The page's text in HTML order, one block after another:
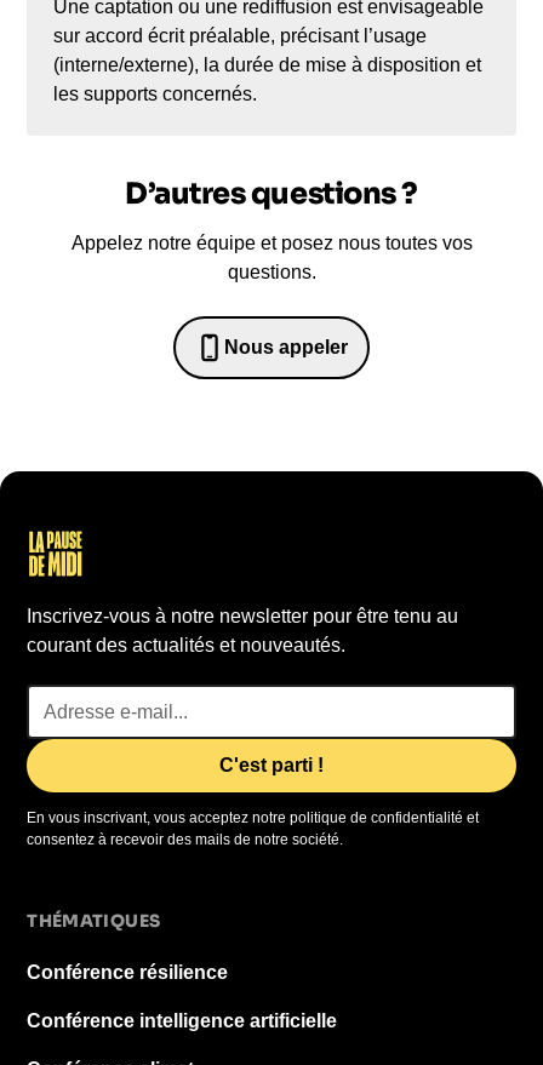
Une captation ou une rediffusion est envisageable
sur accord écrit préalable, précisant l’usage
(interne/externe), la durée de mise à disposition et
les supports concernés.
D’autres questions ?
Appelez notre équipe et posez nous toutes vos
questions.
Nous appeler
0652698481
Inscrivez-vous à notre newsletter pour être tenu au
courant des actualités et nouveautés.
En vous inscrivant, vous acceptez notre politique de confidentialité et
consentez à recevoir des mails de notre société.
THÉMATIQUES
Conférence résilience
Conférence intelligence artificielle